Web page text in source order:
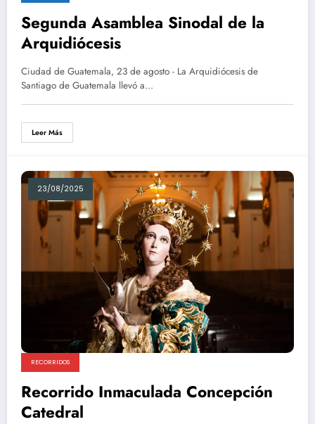
Segunda Asamblea Sinodal de la
Arquidiócesis
Ciudad de Guatemala, 23 de agosto - La Arquidiócesis de
Santiago de Guatemala llevó a…
Leer Más
23/08/2025
RECORRIDOS
Recorrido Inmaculada Concepción
Catedral